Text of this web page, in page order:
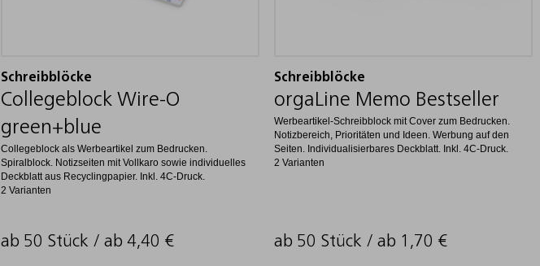
Schreibblöcke
Collegeblock Wire-O
green+blue
Collegeblock als Werbeartikel zum Bedrucken.
Spiralblock. Notizseiten mit Vollkaro sowie individuelles
Deckblatt aus Recyclingpapier. Inkl. 4C-Druck.
2 Varianten
ab 50 Stück / ab 4,40 €
Schreibblöcke
orgaLine Memo Bestseller
Werbeartikel-Schreibblock mit Cover zum Bedrucken.
Notizbereich, Prioritäten und Ideen. Werbung auf den
Seiten. Individualisierbares Deckblatt. Inkl. 4C-Druck.
2 Varianten
ab 50 Stück / ab 1,70 €